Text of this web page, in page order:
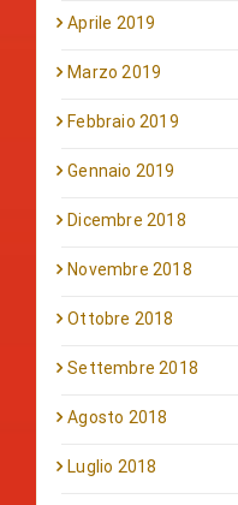
Aprile 2019
Marzo 2019
Febbraio 2019
Gennaio 2019
Dicembre 2018
Novembre 2018
Ottobre 2018
Settembre 2018
Agosto 2018
Luglio 2018